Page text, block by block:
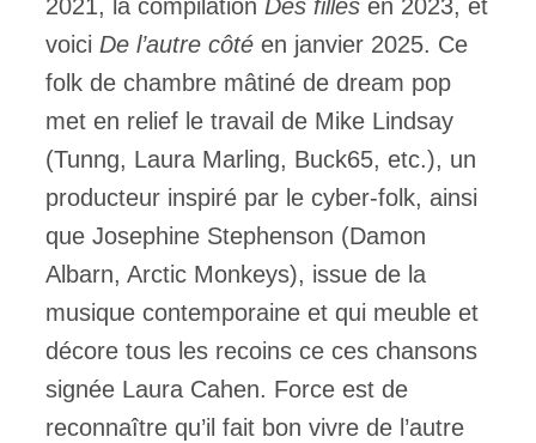
2021, la compilation Des filles en 2023, et
voici De l’autre côté en janvier 2025. Ce
folk de chambre mâtiné de dream pop
met en relief le travail de Mike Lindsay
(Tunng, Laura Marling, Buck65, etc.), un
producteur inspiré par le cyber-folk, ainsi
que Josephine Stephenson (Damon
Albarn, Arctic Monkeys), issue de la
musique contemporaine et qui meuble et
décore tous les recoins ce ces chansons
signée Laura Cahen. Force est de
reconnaître qu’il fait bon vivre de l’autre